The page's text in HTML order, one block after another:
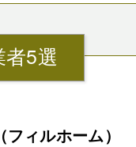
5選
ィルホーム）